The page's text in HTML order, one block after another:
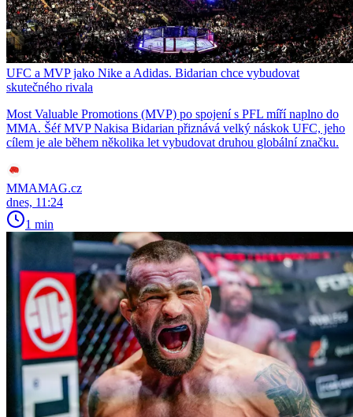
UFC a MVP jako Nike a Adidas. Bidarian chce vybudovat
skutečného rivala
Most Valuable Promotions (MVP) po spojení s PFL míří naplno do
MMA. Šéf MVP Nakisa Bidarian přiznává velký náskok UFC, jeho
cílem je ale během několika let vybudovat druhou globální značku.
MMAMAG.cz
dnes, 11:24
1 min